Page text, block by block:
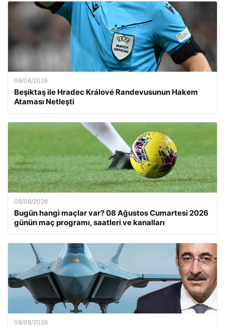
09/08/2026
Beşiktaş ile Hradec Králové Randevusunun Hakem
Ataması Netleşti
08/08/2026
Bugün hangi maçlar var? 08 Ağustos Cumartesi 2026
günün maç programı, saatleri ve kanalları
08/08/2026